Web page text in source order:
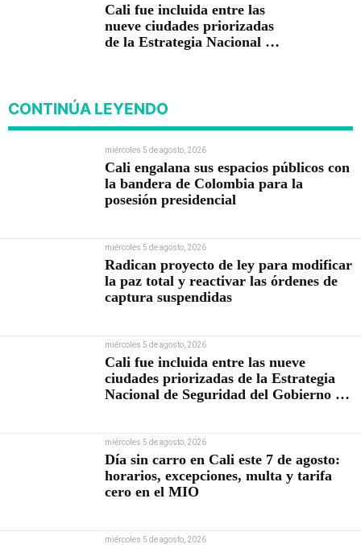
Cali fue incluida entre las
nueve ciudades priorizadas
de la Estrategia Nacional de
CONTINÚA LEYENDO
miércoles 5 de agosto, 2026
Cali engalana sus espacios públicos con
la bandera de Colombia para la
posesión presidencial
miércoles 5 de agosto, 2026
Radican proyecto de ley para modificar
la paz total y reactivar las órdenes de
captura suspendidas
miércoles 5 de agosto, 2026
Cali fue incluida entre las nueve
ciudades priorizadas de la Estrategia
Nacional de Seguridad del Gobierno de
miércoles 5 de agosto, 2026
Día sin carro en Cali este 7 de agosto:
horarios, excepciones, multa y tarifa
cero en el MIO
miércoles 5 de agosto, 2026